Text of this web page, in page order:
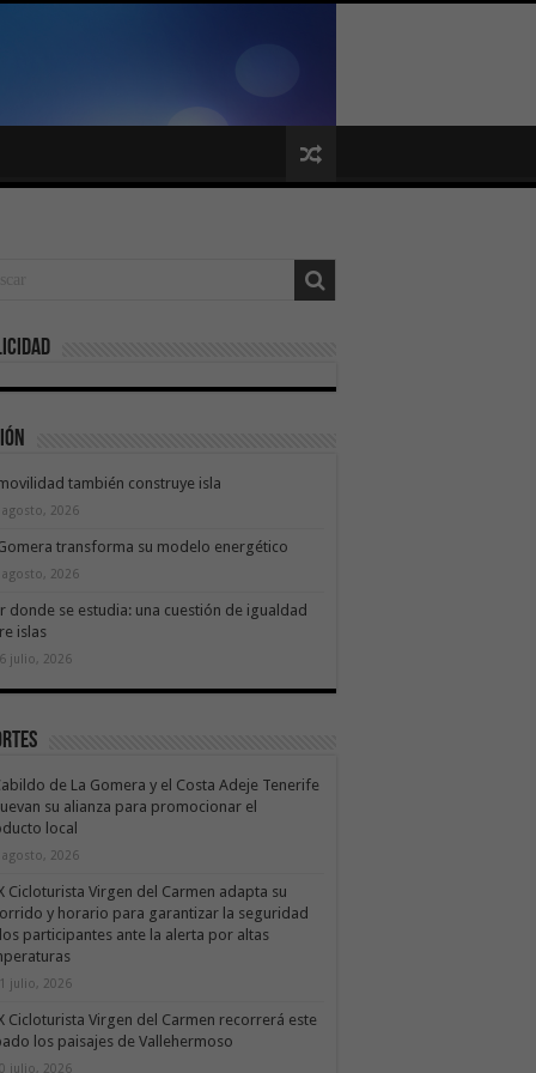
también construye isla
agosto, 2026
transforma su modelo energético
agosto, 2026
donde se estudia: una cuestión de igualdad
islas
julio, 2026
de La Gomera y el Costa Adeje Tenerife
su alianza para promocionar el
local
agosto, 2026
Cicloturista Virgen del Carmen adapta su
y horario para garantizar la seguridad
participantes ante la alerta por altas
julio, 2026
Cicloturista Virgen del Carmen recorrerá este
los paisajes de Vallehermoso
julio, 2026